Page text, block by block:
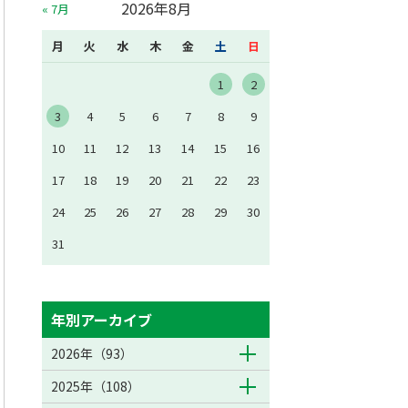
2026年8月
月 火 水 木 金 土 日
1
2
3
4 5 6 7 8
9
10
11 12 13 14 15
16
17
18 19 20 21 22
23
24
25 26 27 28 29
30
31
« 7月
年別アーカイブ
2026年（93）
2025年（108）